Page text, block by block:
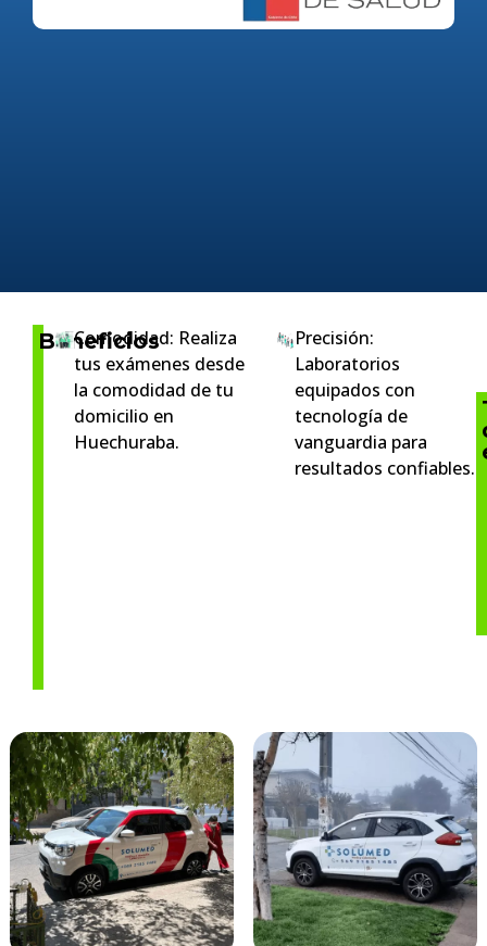
Beneficios
Comodidad: Realiza
tus exámenes desde
la comodidad de tu
domicilio en
Huechuraba.
Precisión:
Laboratorios
equipados con
tecnología de
vanguardia para
resultados confiables.